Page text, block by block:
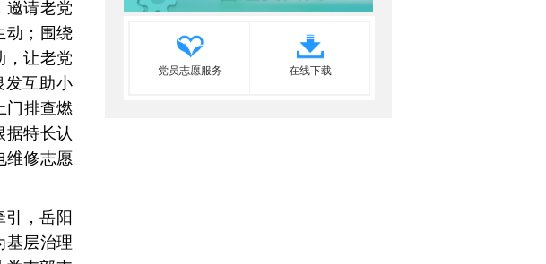
邀请老党
动；围绕
，让老党
发互助小
门排查燃
据特长认
维修志愿
引，岳阳
基层治理
党员志愿服务 在线下载